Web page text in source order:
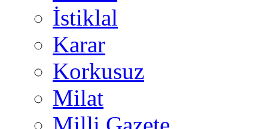
İstiklal
Karar
Korkusuz
Milat